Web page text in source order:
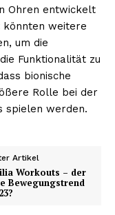
Ohren entwickelt
könnten weitere
um die
Funktionalität zu
bionische
Rolle bei der
spielen werden.
Artikel
Workouts – der
Bewegungstrend